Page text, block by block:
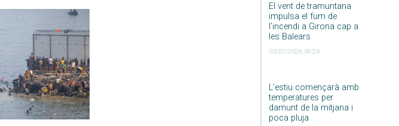
El vent de tramuntana
impulsa el fum de
l’incendi a Girona cap a
les Balears
03/07/2026 09:24
L’estiu començarà amb
temperatures per
damunt de la mitjana i
poca pluja